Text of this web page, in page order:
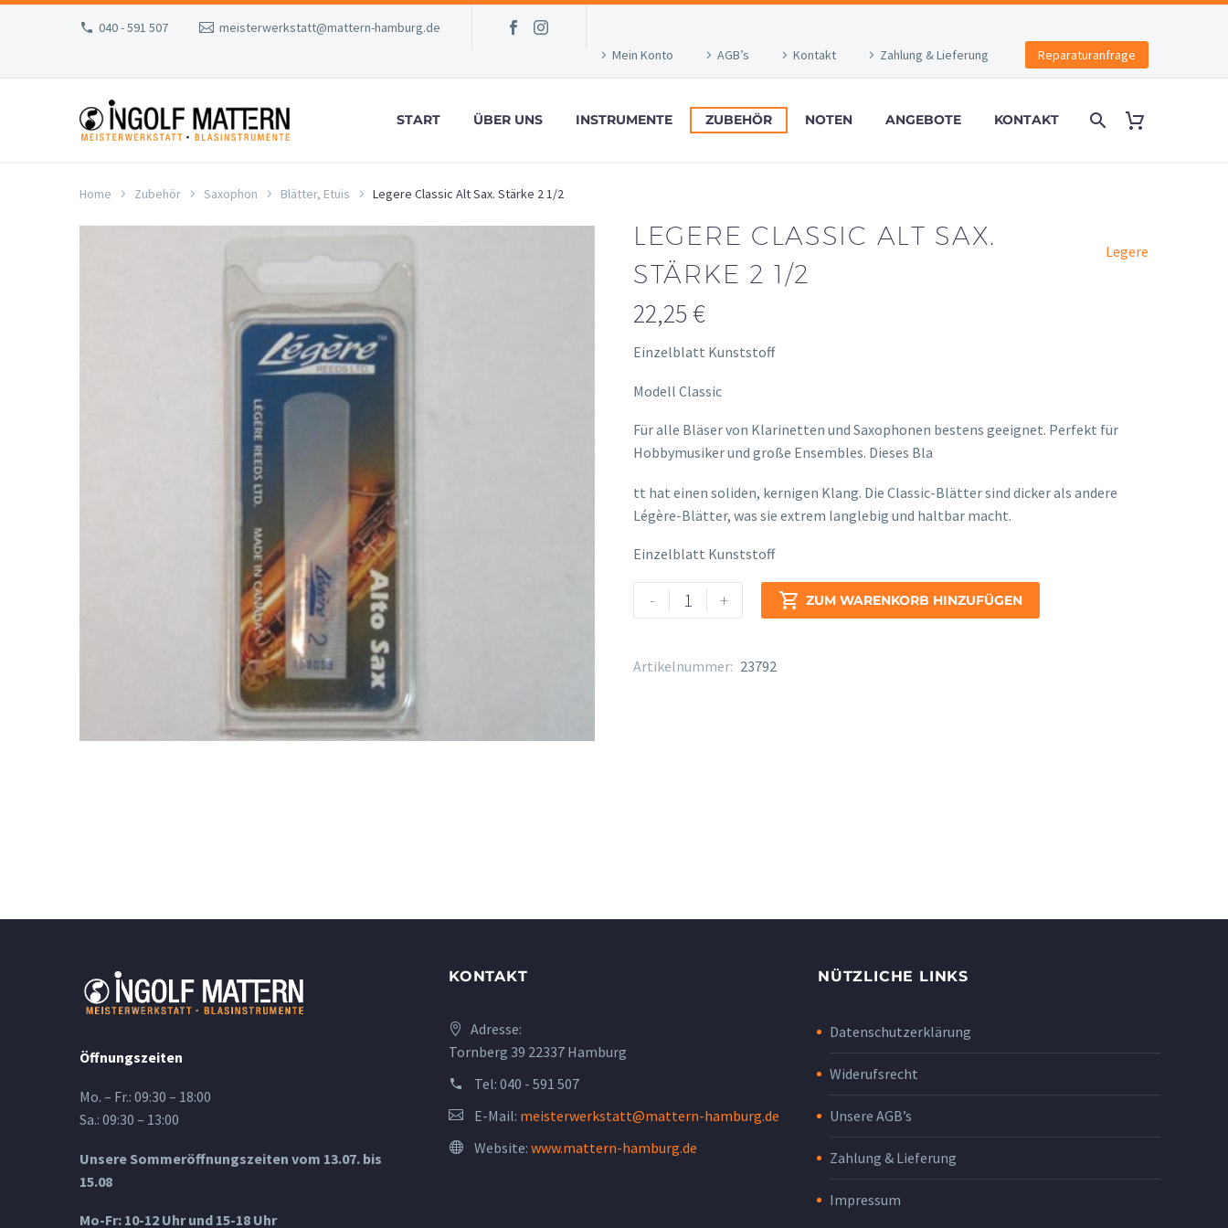
040 - 591 507
meisterwerkstatt@mattern-hamburg.de
Mein Konto
AGB’s Kontakt Zahlung & Lieferung Reparaturanfrage
START ÜBER UNS INSTRUMENTE ZUBEHÖR NOTEN ANGEBOTE KONTAKT
Home Zubehör Saxophon Blätter, Etuis Legere Classic Alt Sax. Stärke 2 1/2
LEGERE CLASSIC ALT SAX.
STÄRKE 2 1/2
Legere
22,25 €
Einzelblatt Kunststoff
Modell Classic
Für alle Bläser von Klarinetten und Saxophonen bestens geeignet. Perfekt für
Hobbymusiker und große Ensembles. Dieses Bla
osteopathe-nyon-cabinet-monney
tt hat einen soliden, kernigen Klang. Die Classic-Blätter sind dicker als andere
Légère-Blätter, was sie extrem langlebig und haltbar macht.
Einzelblatt Kunststoff
-
Legere
Classic
Sax.
+  ZUM WARENKORB HINZUFÜGEN
Alternative:
Artikelnummer: 23792
Öffnungszeiten
Mo. – Fr.: 09:30 – 18:00
Sa.: 09:30 – 13:00
Unsere Sommeröffnungszeiten vom 13.07. bis
15.08
Mo-Fr: 10-12 Uhr und 15-18 Uhr
KONTAKT
Adresse:
Tornberg 39 22337 Hamburg
Tel: 040 - 591 507
E-Mail: meisterwerkstatt@mattern-hamburg.de
Website: www.mattern-hamburg.de
NÜTZLICHE LINKS
Datenschutzerklärung
Widerufsrecht
Unsere AGB’s
Zahlung & Lieferung
Impressum